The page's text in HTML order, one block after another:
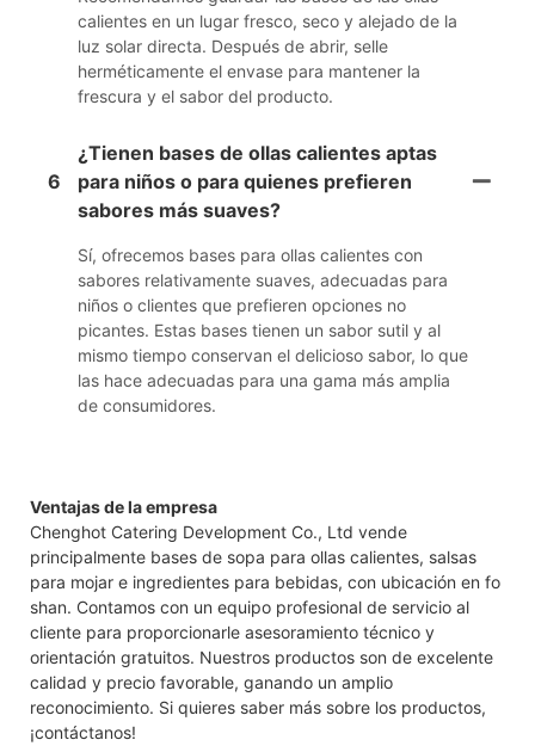
calientes en un lugar fresco, seco y alejado de la
luz solar directa. Después de abrir, selle
herméticamente el envase para mantener la
frescura y el sabor del producto.
6
¿Tienen bases de ollas calientes aptas
para niños o para quienes prefieren
sabores más suaves?
Sí, ofrecemos bases para ollas calientes con
sabores relativamente suaves, adecuadas para
niños o clientes que prefieren opciones no
picantes. Estas bases tienen un sabor sutil y al
mismo tiempo conservan el delicioso sabor, lo que
las hace adecuadas para una gama más amplia
de consumidores.
Ventajas de la empresa
Chenghot Catering Development Co., Ltd vende
principalmente bases de sopa para ollas calientes, salsas
para mojar e ingredientes para bebidas, con ubicación en fo
shan. Contamos con un equipo profesional de servicio al
cliente para proporcionarle asesoramiento técnico y
orientación gratuitos. Nuestros productos son de excelente
calidad y precio favorable, ganando un amplio
reconocimiento. Si quieres saber más sobre los productos,
¡contáctanos!